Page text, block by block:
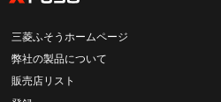
三菱ふそうホームページ
弊社の製品について
販売店リスト